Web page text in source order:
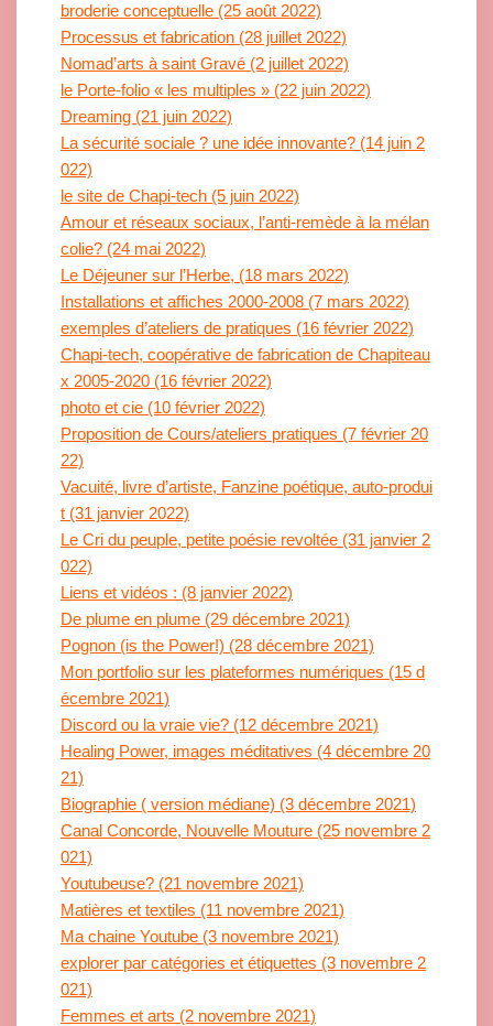
broderie conceptuelle (25 août 2022)
Processus et fabrication (28 juillet 2022)
Nomad’arts à saint Gravé (2 juillet 2022)
le Porte-folio « les multiples » (22 juin 2022)
Dreaming (21 juin 2022)
La sécurité sociale ? une idée innovante? (14 juin 2
022)
le site de Chapi-tech (5 juin 2022)
Amour et réseaux sociaux, l’anti-remède à la mélan
colie? (24 mai 2022)
Le Déjeuner sur l’Herbe, (18 mars 2022)
Installations et affiches 2000-2008 (7 mars 2022)
exemples d’ateliers de pratiques (16 février 2022)
Chapi-tech, coopérative de fabrication de Chapiteau
x 2005-2020 (16 février 2022)
photo et cie (10 février 2022)
Proposition de Cours/ateliers pratiques (7 février 20
22)
Vacuité, livre d’artiste, Fanzine poétique, auto-produi
t (31 janvier 2022)
Le Cri du peuple, petite poésie revoltée (31 janvier 2
022)
Liens et vidéos : (8 janvier 2022)
De plume en plume (29 décembre 2021)
Pognon (is the Power!) (28 décembre 2021)
Mon portfolio sur les plateformes numériques (15 d
écembre 2021)
Discord ou la vraie vie? (12 décembre 2021)
Healing Power, images méditatives (4 décembre 20
21)
Biographie ( version médiane) (3 décembre 2021)
Canal Concorde, Nouvelle Mouture (25 novembre 2
021)
Youtubeuse? (21 novembre 2021)
Matières et textiles (11 novembre 2021)
Ma chaine Youtube (3 novembre 2021)
explorer par catégories et étiquettes (3 novembre 2
021)
Femmes et arts (2 novembre 2021)